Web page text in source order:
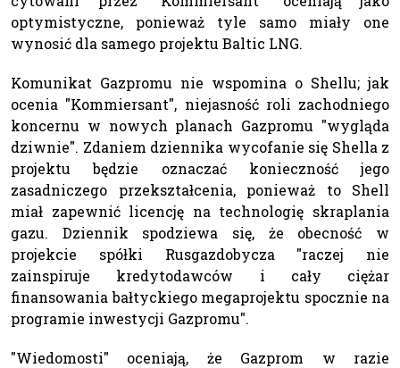
optymistyczne, ponieważ tyle samo miały one
wynosić dla samego projektu Baltic LNG.
Komunikat Gazpromu nie wspomina o Shellu; jak
ocenia "Kommiersant", niejasność roli zachodniego
koncernu w nowych planach Gazpromu "wygląda
dziwnie". Zdaniem dziennika wycofanie się Shella z
projektu będzie oznaczać konieczność jego
zasadniczego przekształcenia, ponieważ to Shell
miał zapewnić licencję na technologię skraplania
gazu. Dziennik spodziewa się, że obecność w
projekcie spółki Rusgazdobycza "raczej nie
zainspiruje kredytodawców i cały ciężar
finansowania bałtyckiego megaprojektu spocznie na
programie inwestycji Gazpromu".
"Wiedomosti" oceniają, że Gazprom w razie